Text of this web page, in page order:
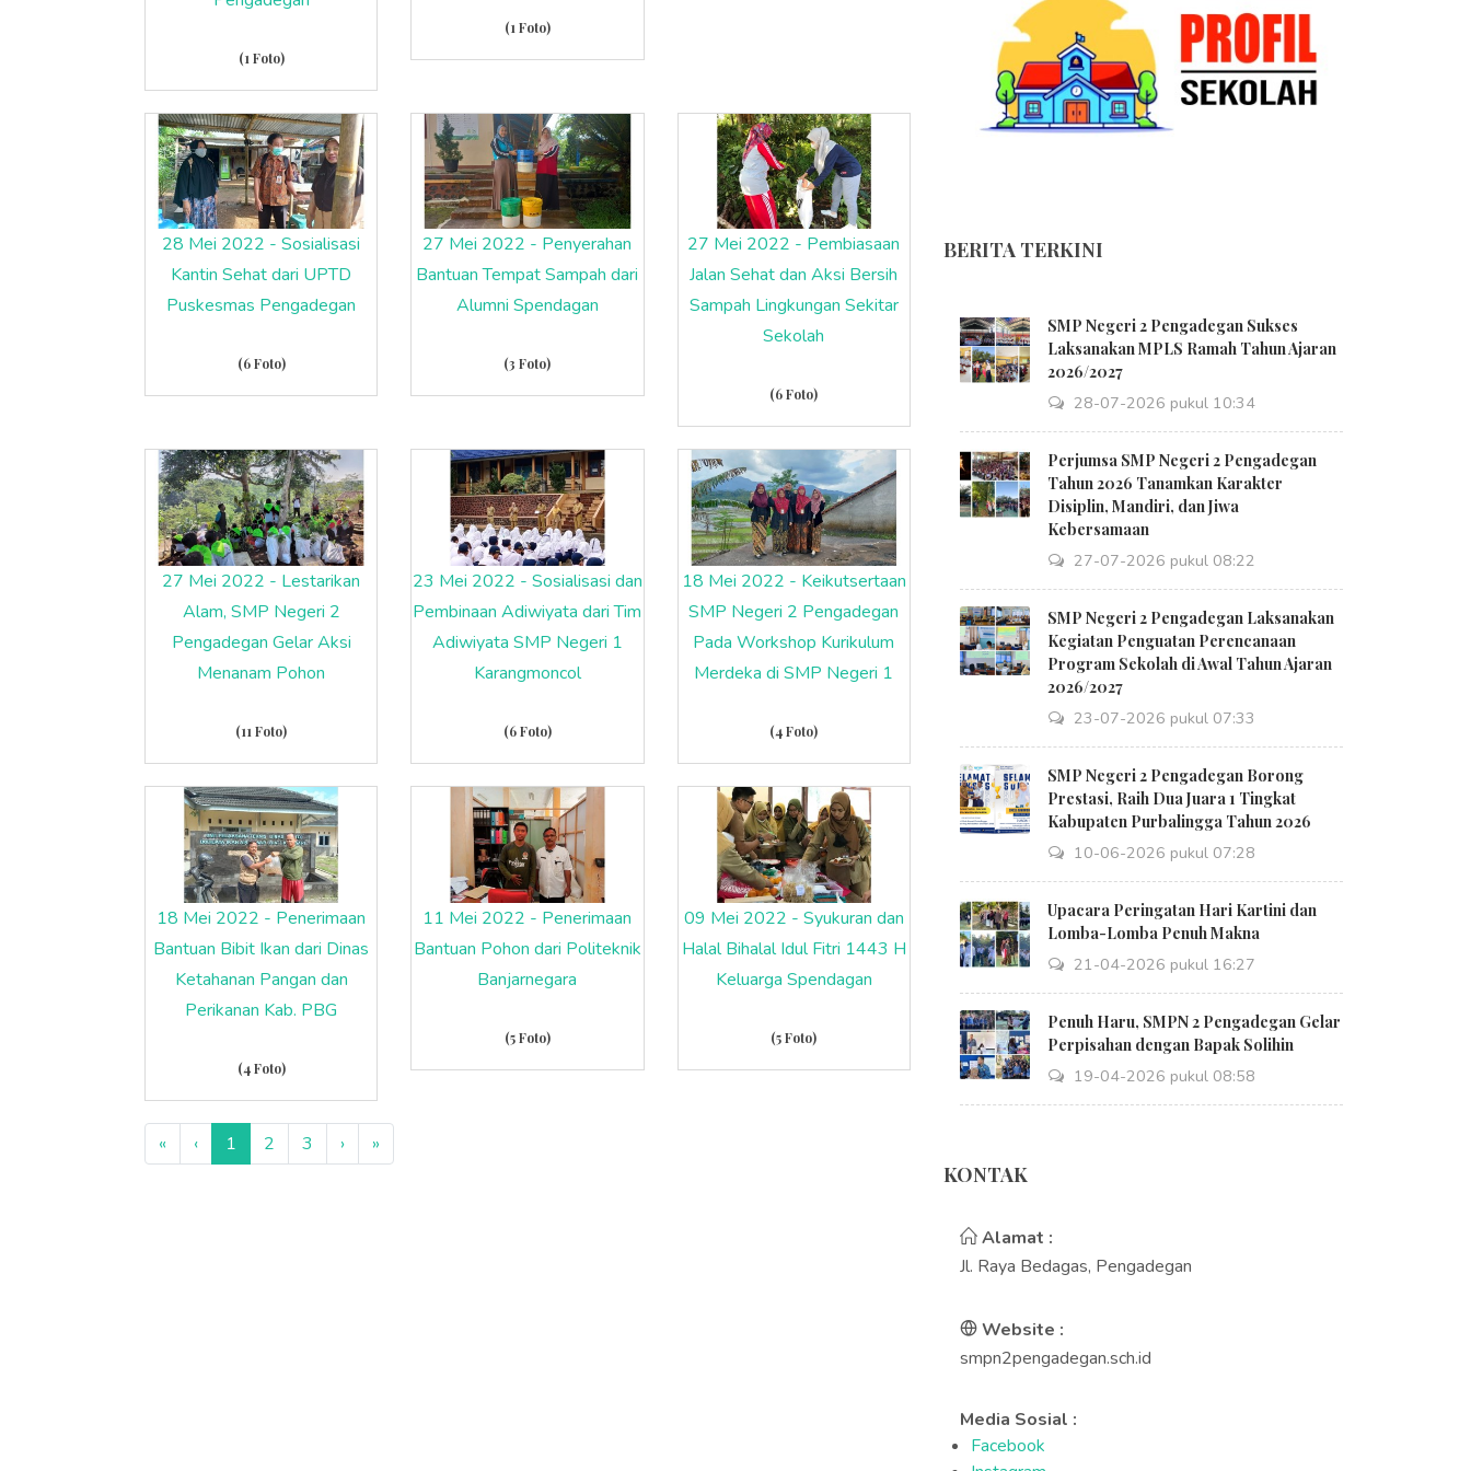
(1 Foto)
(1 Foto)
28 Mei 2022 - Sosialisasi
Kantin Sehat dari UPTD
Puskesmas Pengadegan
(6 Foto)
27 Mei 2022 - Penyerahan
Bantuan Tempat Sampah dari
Alumni Spendagan
(3 Foto)
27 Mei 2022 - Pembiasaan
Jalan Sehat dan Aksi Bersih
Sampah Lingkungan Sekitar
Sekolah
(6 Foto)
27 Mei 2022 - Lestarikan
Alam, SMP Negeri 2
Pengadegan Gelar Aksi
Menanam Pohon
(11 Foto)
23 Mei 2022 - Sosialisasi dan
Pembinaan Adiwiyata dari Tim
Adiwiyata SMP Negeri 1
Karangmoncol
(6 Foto)
18 Mei 2022 - Keikutsertaan
SMP Negeri 2 Pengadegan
Pada Workshop Kurikulum
Merdeka di SMP Negeri 1
(4 Foto)
18 Mei 2022 - Penerimaan
Bantuan Bibit Ikan dari Dinas
Ketahanan Pangan dan
Perikanan Kab. PBG
(4 Foto)
11 Mei 2022 - Penerimaan
Bantuan Pohon dari Politeknik
Banjarnegara
(5 Foto)
09 Mei 2022 - Syukuran dan
Halal Bihalal Idul Fitri 1443 H
Keluarga Spendagan
(5 Foto)
« ‹ 1 2 3 › »
BERITA TERKINI
SMP Negeri 2 Pengadegan Sukses
Laksanakan MPLS Ramah Tahun Ajaran
2026/2027
28-07-2026 pukul 10:34
Perjumsa SMP Negeri 2 Pengadegan
Tahun 2026 Tanamkan Karakter
Disiplin, Mandiri, dan Jiwa
Kebersamaan
27-07-2026 pukul 08:22
SMP Negeri 2 Pengadegan Laksanakan
Kegiatan Penguatan Perencanaan
Program Sekolah di Awal Tahun Ajaran
2026/2027
23-07-2026 pukul 07:33
SMP Negeri 2 Pengadegan Borong
Prestasi, Raih Dua Juara 1 Tingkat
Kabupaten Purbalingga Tahun 2026
10-06-2026 pukul 07:28
Upacara Peringatan Hari Kartini dan
Lomba-Lomba Penuh Makna
21-04-2026 pukul 16:27
Penuh Haru, SMPN 2 Pengadegan Gelar
Perpisahan dengan Bapak Solihin
19-04-2026 pukul 08:58
KONTAK
Alamat :
Jl. Raya Bedagas, Pengadegan
Website :
smpn2pengadegan.sch.id
Media Sosial :
Facebook